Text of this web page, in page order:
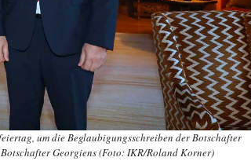
um die Beglaubigungsschreiben der Botschafter
Georgiens (Foto: IKR/Roland Korner)